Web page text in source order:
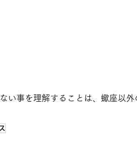
い事を理解することは、蠍座以